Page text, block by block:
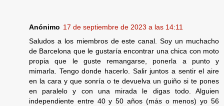
Anónimo 17 de septiembre de 2023 a las 14:11
Saludos a los miembros de este canal. Soy un muchacho
de Barcelona que le gustaría encontrar una chica con moto
propia que le guste remangarse, ponerla a punto y
mimarla. Tengo donde hacerlo. Salir juntos a sentir el aire
en la cara y que sonría o te devuelva un guiño si te pones
en paralelo y con una mirada le digas todo. Alguien
independiente entre 40 y 50 años (más o menos) yo 56